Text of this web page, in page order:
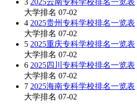
3 2025云南专科学校排名一览表
大学排名 07-02
4 2025贵州专科学校排名一览表
大学排名 07-02
5 2025重庆专科学校排名一览表
大学排名 07-02
6 2025四川专科学校排名一览表
大学排名 07-02
7 2025海南专科学校排名一览表
大学排名 07-02